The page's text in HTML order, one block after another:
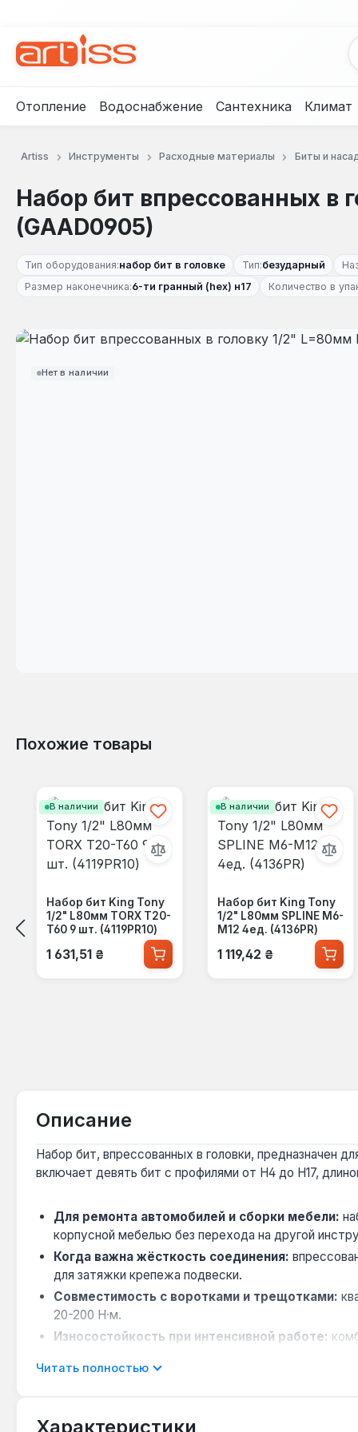
Отопление Водоснабжение Сантехника Климат
Artiss Инструменты Расходные материалы Биты и
Набор бит впрессованных в
(GAAD0905)
Тип оборудования:набор бит в головке Тип:безударный
Размер наконечника:6-ти гранный (hex) н17 Количество в
Нет в наличии
Пропустить галерею изображений
Похожие товары
В наличии
Набор бит King Tony
1/2" L80мм TORX T20-
T60 9 шт. (4119PR10)
Обычная цена:
1 631,51 ₴
В наличии
Набор бит King Tony
1/2" L80мм SPLINE М6-
М12 4ед. (4136PR)
Обычная цена:
1 119,42 ₴
Описание
Набор бит, впрессованных в головки, предназначен
включает девять бит с профилями от H4 до H17,
Для ремонта автомобилей и сборки мебели:
корпусной мебелью без перехода на другой
Когда важна жёсткость соединения:
для затяжки крепежа подвески.
Совместимость с воротками и трещотками:
20-200 Н·м.
Износостойкость при интенсивной работе:
Ограничение по типу применения:
Читать полностью
Характеристики